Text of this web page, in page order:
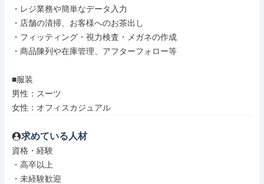
・レジ業務や簡単なデータ入力
・店舗の清掃、お客様へのお茶出し
・フィッティング・視力検査・メガネの作成
・商品陳列や在庫管理、アフターフォロー等
■服装
男性：スーツ
女性：オフィスカジュアル
求めている人材
資格・経験
・高卒以上
・未経験歓迎